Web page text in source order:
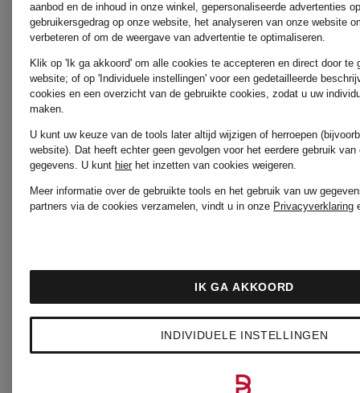
Nieuw Nieuw
aanbod en de inhoud in onze winkel, gepersonaliseerde advertenties
gebruikersgedrag op onze website, het analyseren van onze website
verbeteren of om de weergave van advertentie te optimaliseren.
Klik op 'Ik ga akkoord' om alle cookies te accepteren en direct door te
website; of op 'Individuele instellingen' voor een gedetailleerde
cookies en een overzicht van de gebruikte cookies, zodat u uw
maken.
U kunt uw keuze van de tools later altijd wijzigen of herroepen
website). Dat heeft echter geen gevolgen voor het eerdere gebruik van
gegevens. U kunt hierhet inzetten van cookies weigeren.
Meer informatie over de gebruikte tools en het gebruik van uw
partners via de cookies verzamelen, vindt u in onze Privacyverklaring
INDIVIDUELE INSTELLINGEN
IK GA AKKOORD